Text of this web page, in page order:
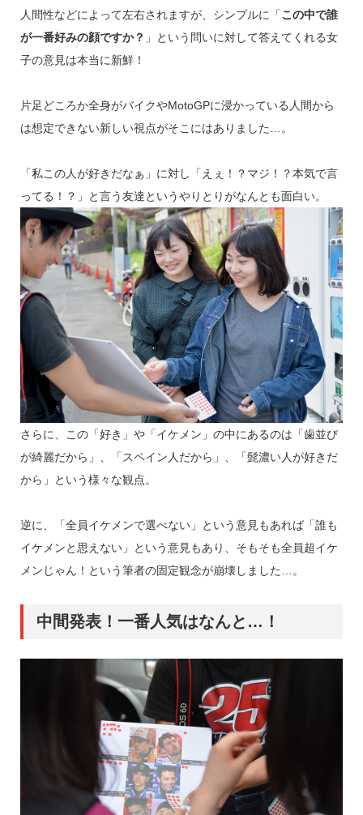
人間性などによって左右されますが、シンプルに「この中で誰
が一番好みの顔ですか？ 」という問いに対して答えてくれる女
子の意見は本当に新鮮！
片足どころか全身がバイクやMotoGPに浸かっている人間から
は想定できない新しい視点がそこにはありました…。
「私この人が好きだなぁ」に対し「えぇ！？マジ！？本気で言
ってる！？」と言う友達というやりとりがなんとも面白い。
さらに、この「好き」や「イケメン」の中にあるのは「歯並び
が綺麗だから」、「スペイン人だから」、「髭濃い人が好きだ
から」という様々な観点。
逆に、「全員イケメンで選べない」という意見もあれば「誰も
イケメンと思えない」という意見もあり、そもそも全員超イケ
メンじゃん！という筆者の固定観念が崩壊しました…。
中間発表！一番人気はなんと…！